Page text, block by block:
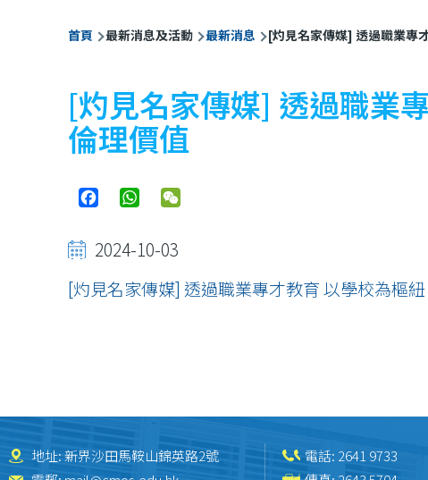
導
航
連
結
首頁 最新消息及活動 最新消息 [灼見名家傳媒] 透過職業專
[灼見名家傳媒] 透過職業
倫理價值
FacebookWhatsApp
2024-10-03
[灼見名家傳媒] 透過職業專才教育 以學校為樞
地址: 新界沙田馬鞍山錦英路2號
電話: 2641 9733